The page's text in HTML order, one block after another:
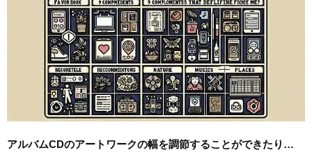
アルバムCDのアートワークの幅を調節することができたり…